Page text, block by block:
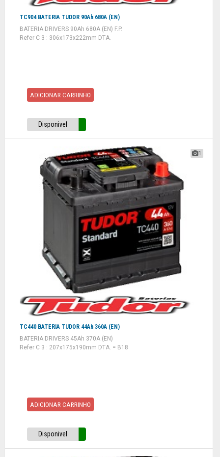
TC904 BATERIA TUDOR 90Ah 680A (EN)
BATERIA DRIVERS 90Ah 680A (EN) F.P.
Refer C 3 : 306x173x222mm DTA.
ADICIONAR CARRINHO
Disponivel
1
TC440 BATERIA TUDOR 44Ah 360A (EN)
BATERIA DRIVERS 45Ah 370A (EN)
Refer C 3 : 207x175x190mm DTA. = B18
ADICIONAR CARRINHO
Disponivel